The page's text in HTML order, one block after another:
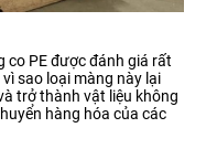
co PE được đánh giá rất
sao loại màng này lại
trở thành vật liệu không
hàng hóa của các